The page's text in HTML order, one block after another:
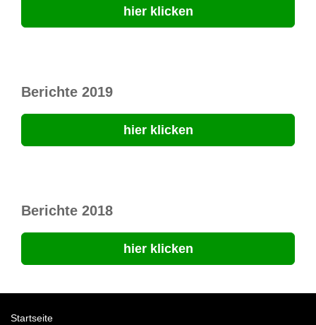
hier klicken
Berichte 2019
hier klicken
Berichte 2018
hier klicken
Startseite